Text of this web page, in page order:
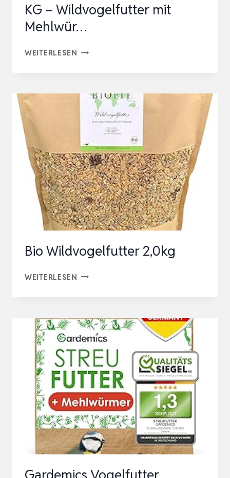
KG – Wildvogelfutter mit
Mehlwür…
WEITERLESEN NATÜRLICH
MIX
STREUFUTTER
INSEKTEN,
2,5
KG
–
WILDVOGELFUTTER
MIT
Bio Wildvogelfutter 2,0kg
WEITERLESEN BIO